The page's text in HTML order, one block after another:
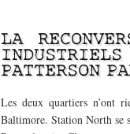
LA
PATTERSON
Les deux quartiers n’ont
Baltimore. Station North se